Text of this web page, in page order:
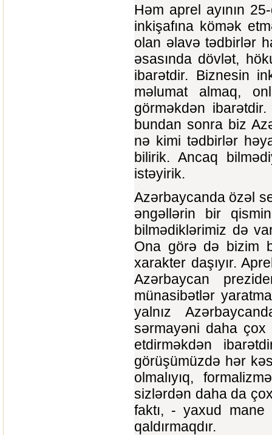
Həm aprel ayının
inkişafına kömək
olan əlavə tədbirlər
əsasında dövlət,
ibarətdir. Biznesin
məlumat almaq,
görməkdən
bundan sonra biz
nə kimi tədbirlər
bilirik. Ancaq
istəyirik.
Azərbaycanda özəl
əngəllərin bir
bilmədiklərimiz də
Ona görə də bizim
xarakter daşıyır.
Azərbaycan
münasibətlər
yalnız
sərmayəni daha çox
etdirməkdən
görüşümüzdə hər
olmalıyıq,
sizlərdən daha da
faktı, - yaxud
qaldırmaqdır.